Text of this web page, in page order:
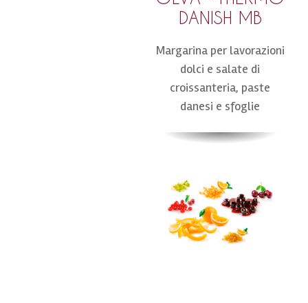
DANISH MB
Margarina per lavorazioni
dolci e salate di
croissanteria, paste
danesi e sfoglie